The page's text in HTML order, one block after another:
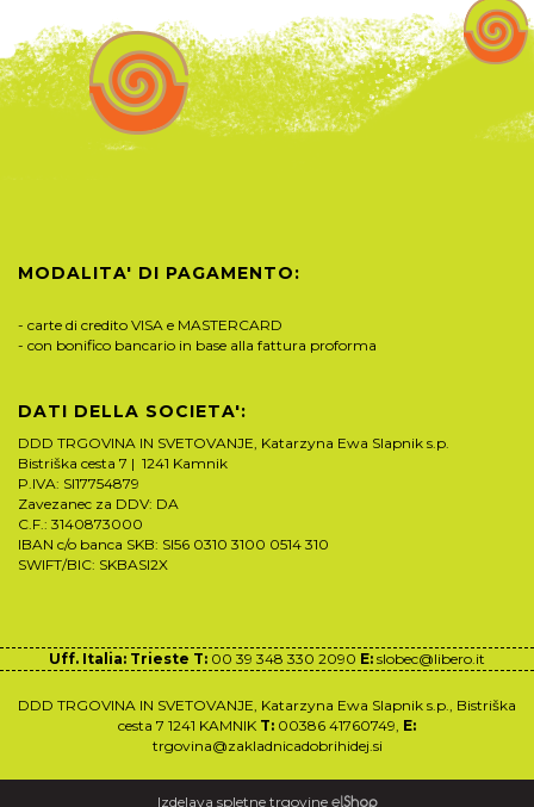
MODALITA' DI PAGAMENTO:
- carte di credito VISA e MASTERCARD
- con bonifico bancario in base alla fattura proforma
DATI DELLA SOCIETA':
DDD TRGOVINA IN SVETOVANJE, Katarzyna Ewa Slapnik s.p.
Bistriška cesta 7 | 1241 Kamnik
P.IVA: SI17754879
Zavezanec za DDV: DA
C.F.: 3140873000
IBAN c/o banca SKB: SI56 0310 3100 0514 310
SWIFT/BIC: SKBASI2X
Uff. Italia: Trieste T: 00 39 348 330 2090 E: slobec@libero.it
DDD TRGOVINA IN SVETOVANJE, Katarzyna Ewa Slapnik s.p., Bistriška
cesta 7 1241 KAMNIK T: 00386 41760749, E:
trgovina@zakladnicadobrihidej.si
Izdelava spletne trgovine